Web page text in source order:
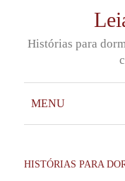
content
Histórias para
MENU
HISTÓRIAS PARA